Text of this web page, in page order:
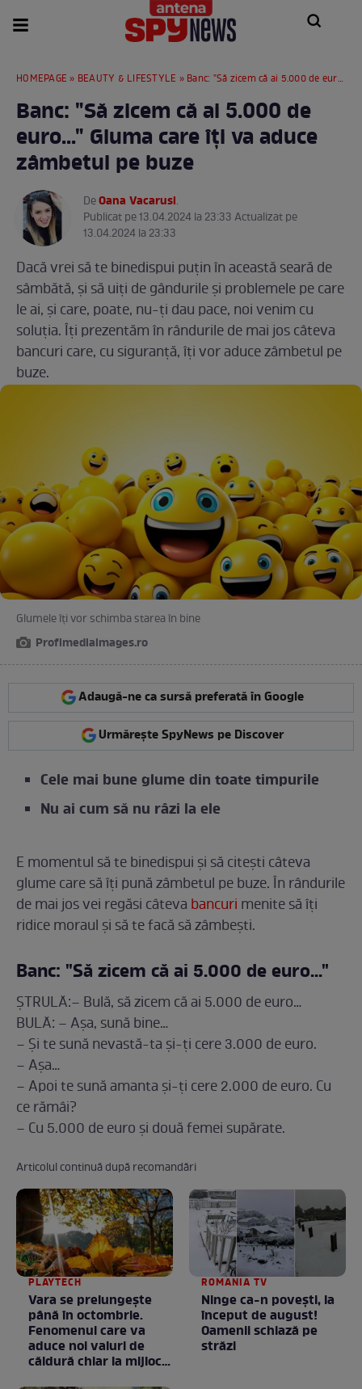
HOMEPAGE » BEAUTY & LIFESTYLE » Banc: "Să zicem că ai 5.000 de euro..." Gluma care îți va aduce zâmbetul pe buze
Banc: "Să zicem că ai 5.000 de
euro..." Gluma care îți va aduce
zâmbetul pe buze
DeOana Vacarusi.
Publicat pe 13.04.2024 la 23:33 Actualizat pe
13.04.2024 la 23:33
Dacă vrei să te binedispui puțin în această seară de
sâmbătă, și să uiți de gândurile și problemele pe care
le ai, și care, poate, nu-ți dau pace, noi venim cu
soluția. Îți prezentăm în rândurile de mai jos câteva
bancuri care, cu siguranță, îți vor aduce zâmbetul pe
buze.
Glumele îți vor schimba starea în bine
Profimediaimages.ro
Adaugă-ne ca sursă preferată în Google
Urmărește SpyNews pe Discover
Cele mai bune glume din toate timpurile
Nu ai cum să nu râzi la ele
E momentul să te binedispui și să citești câteva
glume care să îți pună zâmbetul pe buze. În rândurile
de mai jos vei regăsi câteva bancuri menite să îți
ridice moraul și să te facă să zâmbești.
Banc: "Să zicem că ai 5.000 de euro..."
ȘTRULĂ:– Bulă, să zicem că ai 5.000 de euro…
BULĂ: – Așa, sună bine…
– Și te sună nevastă-ta și-ți cere 3.000 de euro.
– Așa…
– Apoi te sună amanta și-ți cere 2.000 de euro. Cu
ce rămâi?
– Cu 5.000 de euro și două femei supărate.
Articolul continuă după recomandări
PLAYTECH
Vara se prelungeşte
până în octombrie.
Fenomenul care va
aduce noi valuri de
căldură chiar la mijlocul
ROMANIA TV
Ninge ca-n povești, la
început de august!
Oamenii schiază pe
străzi